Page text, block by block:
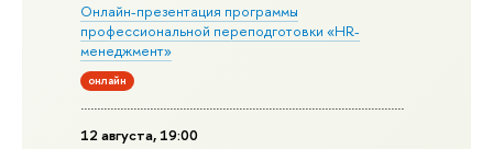
Онлайн-презентация программы
профессиональной переподготовки «HR-
менеджмент»
онлайн
12 августа, 19:00